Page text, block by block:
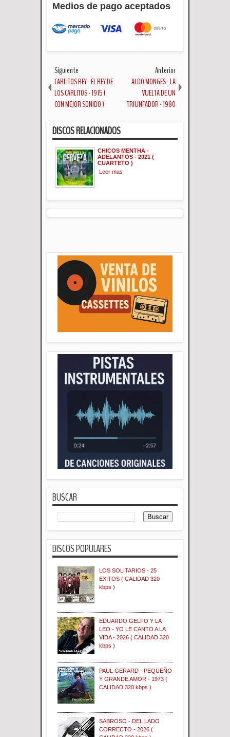
Medios de pago aceptados
Siguiente
CARLITOS REY - EL REY DE
LOS CARLITOS - 1975 (
CON MEJOR SONIDO )
Anterior
ALDO MONGES - LA
VUELTA DE UN
TRIUNFADOR - 1980
DISCOS RELACIONADOS
CHICOS MENTHA -
ADELANTOS - 2021 (
CUARTETO )
Leer mas
BUSCAR
DISCOS POPULARES
LOS SOLITARIOS - 25
EXITOS ( CALIDAD 320
kbps )
EDUARDO GELFO Y LA
LEO - YO LE CANTO A LA
VIDA - 2026 ( CALIDAD 320
kbps )
PAUL GERARD - PEQUEÑO
Y GRANDE AMOR - 1973 (
CALIDAD 320 kbps )
SABROSO - DEL LADO
CORRECTO - 2026 (